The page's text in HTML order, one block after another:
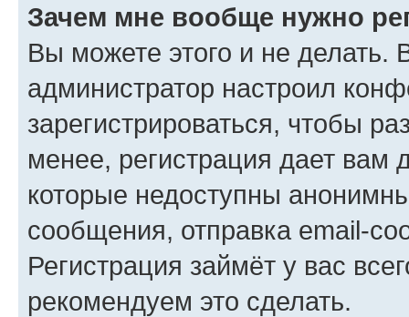
Зачем мне вообще нужно
Вы можете этого и не делать.
администратор настроил
зарегистрироваться, чтобы
менее, регистрация дает вам
которые недоступны
сообщения, отправка email-
Регистрация займёт у вас
рекомендуем это сделать.